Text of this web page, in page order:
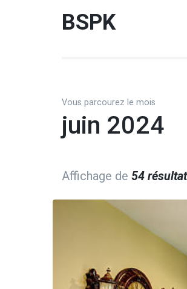
BSPK
Vous parcourez le mois
juin 2024
Affichage de 54